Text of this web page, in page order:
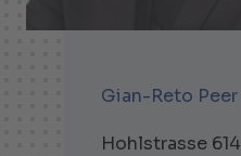
Gian-Reto Peer
Hohlstrasse 614